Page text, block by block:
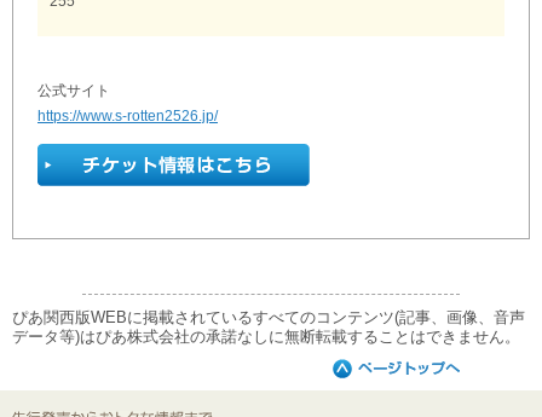
公式サイト
https://www.s-rotten2526.jp/
ぴあ関西版WEBに掲載されているすべてのコンテンツ(記事、画像、音声
データ等)はぴあ株式会社の承諾なしに無断転載することはできません。